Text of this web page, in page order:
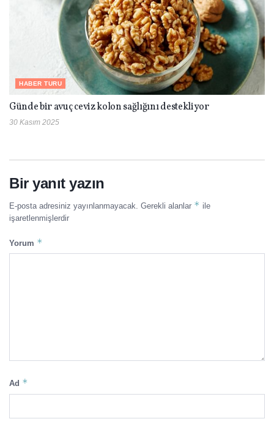
HABER TURU
Günde bir avuç ceviz kolon sağlığını destekliyor
30 Kasım 2025
Bir yanıt yazın
E-posta adresiniz yayınlanmayacak. Gerekli alanlar * ile
işaretlenmişlerdir
Yorum *
Ad *